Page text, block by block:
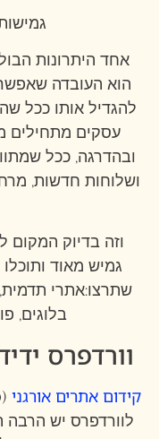
אחד היתרונות
הוא העובדה
להגדיל אותו ככל
ובהדרגה, ככל
ושלוחות חדשות,
וזה בדיוק המקום
גמיש מאוד
שתרצו:אתרי
בלוגים,
וורדפרס
קידום אתרים אורגני
לוורדפרס יש